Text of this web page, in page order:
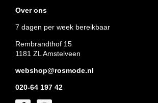
Over ons
7 dagen per week bereikbaar
Rembrandthof 15
1181 ZL Amstelveen
webshop@rosmode.nl
020-64 197 42